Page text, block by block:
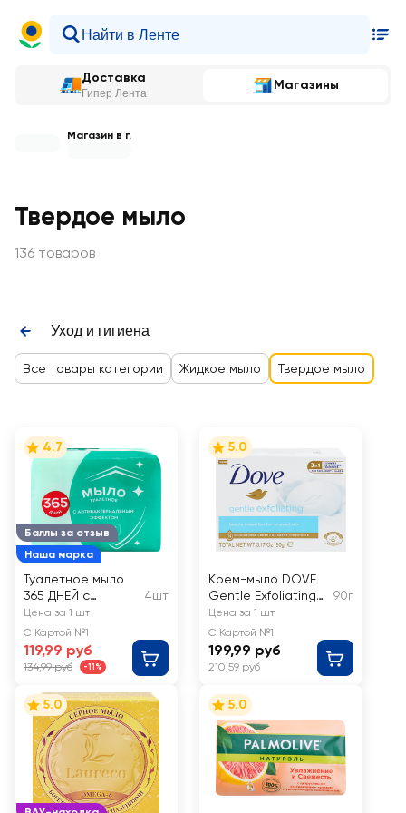
Доставка
Гипер Лента
Магазины
Магазин в г.
Твердое мыло
136 товаров
Уход и гигиена
Все товары категории Жидкое мыло Твердое мыло
Баллы за отзыв
Наша марка
4.7
Туалетное мыло
365 ДНЕЙ с
антибактериальны
м эффектом, 4x75г
4шт
Цена за 1 шт
С Картой №1
119,99 руб
134,99 руб -11%
5.0
Крем-мыло DOVE
Gentle Exfoliating
Нежное
отшелушивание
90г
Цена за 1 шт
С Картой №1
199,99 руб
210,59 руб
5.0 5.0